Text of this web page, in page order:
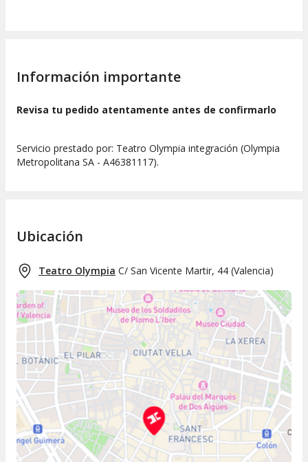
Información importante
Revisa tu pedido atentamente antes de confirmarlo
Servicio prestado por: Teatro Olympia integración (Olympia
Metropolitana SA - A46381117).
Ubicación
Teatro Olympia C/ San Vicente Martir, 44 (Valencia)